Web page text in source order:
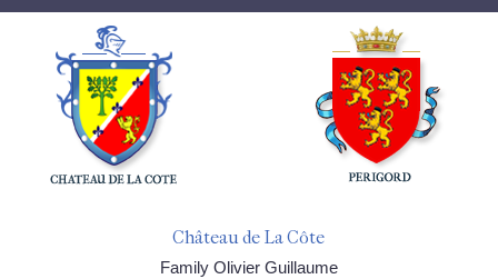
Château de La Côte
Family Olivier Guillaume